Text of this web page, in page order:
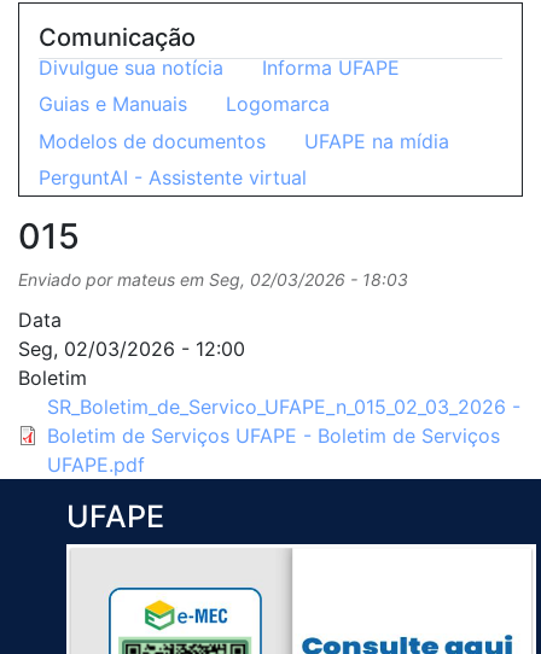
015
Enviado pormateus em Seg, 02/03/2026 - 18:03
Data
Seg, 02/03/2026 - 12:00
Boletim
SR_Boletim_de_Servico_UFAPE_n_015_02_03_2026 -
Boletim de Serviços UFAPE - Boletim de Serviços
UFAPE.pdf
Comunicação
Divulgue sua notícia
Informa UFAPE
Guias e Manuais
Logomarca
Modelos de documentos
UFAPE na mídia
PerguntAI - Assistente virtual
UFAPE